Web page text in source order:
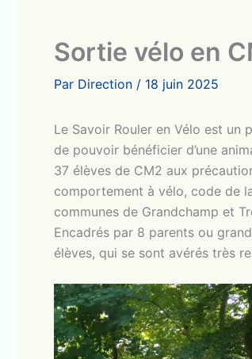
Sortie vélo en
Par Direction / 18 juin 2025
Le Savoir Rouler en Vélo est un
de pouvoir bénéficier d’une
37 élèves de CM2 aux
comportement à vélo, code de
communes de Grandchamp et
Encadrés par 8 parents ou
élèves, qui se sont avérés très